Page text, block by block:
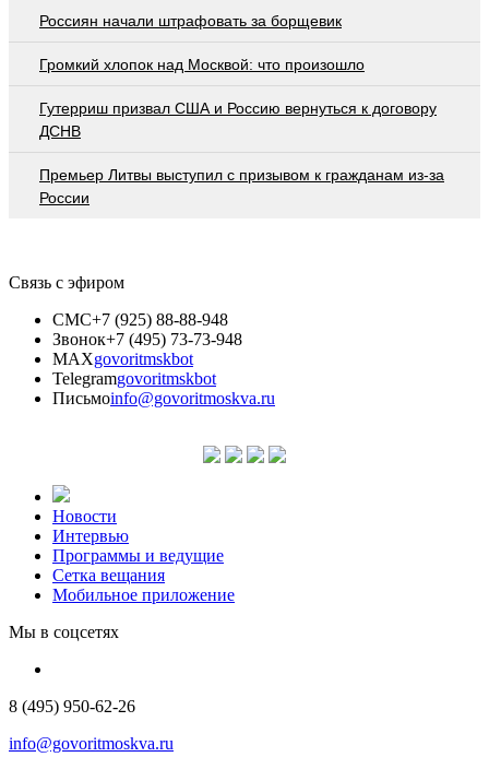
Россиян начали штрафовать за борщевик
Громкий хлопок над Москвой: что произошло
Гутерриш призвал США и Россию вернуться к договору
ДСНВ
Премьер Литвы выступил с призывом к гражданам из-за
России
Связь с эфиром
СМС+7 (925) 88-88-948
Звонок+7 (495) 73-73-948
MAXgovoritmskbot
Telegramgovoritmskbot
Письмоinfo@govoritmoskva.ru
Новости
Интервью
Программы и ведущие
Сетка вещания
Мобильное приложение
Мы в соцсетях
8 (495) 950-62-26
info@govoritmoskva.ru